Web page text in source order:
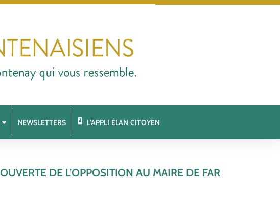
NEWSLETTERS L’APPLI ÉLAN CITOYEN
DE L’OPPOSITION AU MAIRE DE FAR